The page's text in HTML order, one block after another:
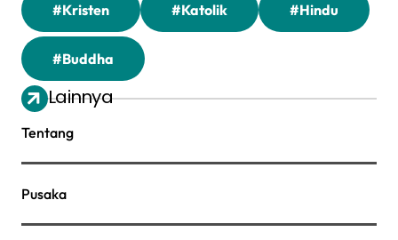
#Kristen #Katolik #Hindu
#Buddha
Lainnya
Tentang
Pusaka